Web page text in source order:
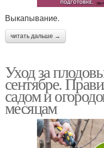
Выкапывание.
читать дальше →
Уход за
сентябре.
садом и
месяцам